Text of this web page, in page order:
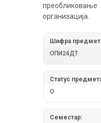
организација.
Шифра
ОПИ24ДТ
Статус
О
Семестар: